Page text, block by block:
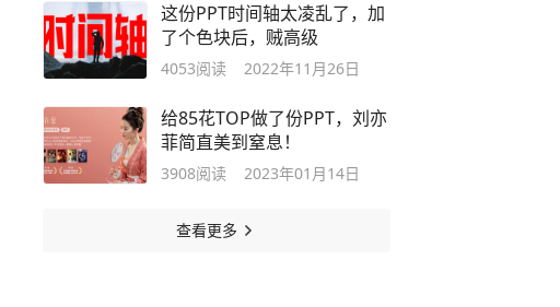
这份PPT时间轴太凌乱了，加
了个色块后，贼高级
4053阅读 2022年11月26日
给85花TOP做了份PPT，刘亦
菲简直美到窒息！
3908阅读 2023年01月14日
查看更多